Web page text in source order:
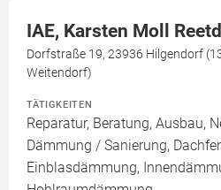
IAE, Karsten Moll
Dorfstraße 19, 23936 Hilgendorf
Weitendorf)
TÄTIGKEITEN
Reparatur, Beratung, Ausbau,
Dämmung / Sanierung,
Einblasdämmung,